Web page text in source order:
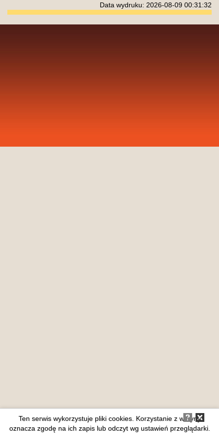
Data wydruku: 2026-08-09 00:31:32
Ten serwis wykorzystuje pliki cookies. Korzystanie z witryny
oznacza zgodę na ich zapis lub odczyt wg ustawień przeglądarki.